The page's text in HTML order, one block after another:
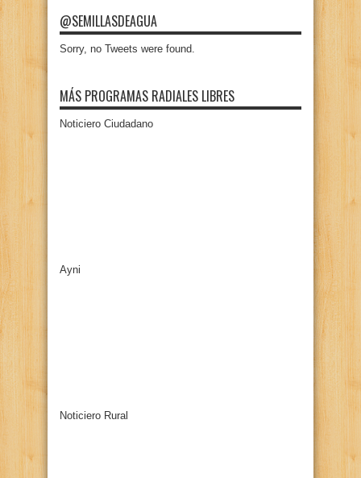
@SEMILLASDEAGUA
Sorry, no Tweets were found.
MÁS PROGRAMAS RADIALES LIBRES
Noticiero Ciudadano
Ayni
Noticiero Rural